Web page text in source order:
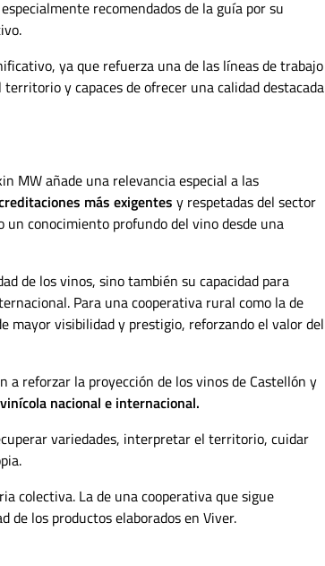
recomendados de la guía por su
ya que refuerza una de las líneas de trabajo
y capaces de ofrecer una calidad destacada
MW añade una relevancia especial a las
más exigentes y respetadas del sector
conocimiento profundo del vino desde una
de los vinos, sino también su capacidad para
Para una cooperativa rural como la de
mayor visibilidad y prestigio, reforzando el valor del
reforzar la proyección de los vinos de Castellón y
nacional e internacional.
variedades, interpretar el territorio, cuidar
colectiva. La de una cooperativa que sigue
de los productos elaborados en Viver.